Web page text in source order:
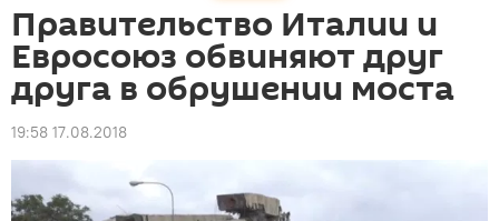
Правительство Италии и
Евросоюз обвиняют друг
друга в обрушении моста
19:58 17.08.2018